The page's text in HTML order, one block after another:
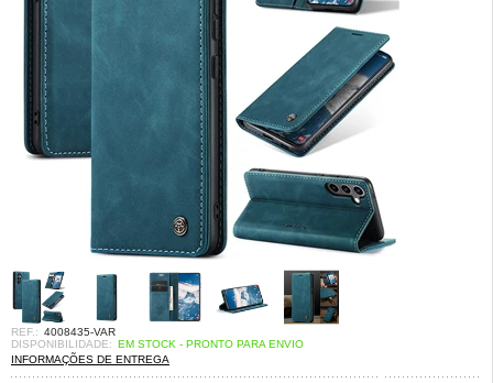
REF.: 4008435-VAR
DISPONIBILIDADE: EM STOCK - PRONTO PARA ENVIO
INFORMAÇÕES DE ENTREGA